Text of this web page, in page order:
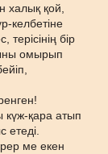
халық қой,
келбетіне
терісінің бір
омырып
қара атып
етеді.
ме екен